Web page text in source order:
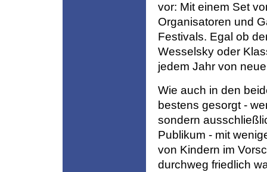
vor: Mit einem Set
Organisatoren und
Festivals. Egal ob
Wesselsky oder
jedem Jahr von
Wie auch in den
bestens gesorgt -
sondern
Publikum - mit
von Kindern im
durchweg friedlich